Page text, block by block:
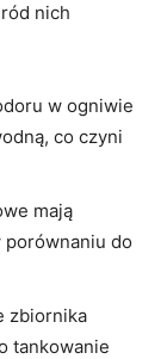
nich
w ogniwie⁤
co czyni
mają
do
zbiornika
tankowanie